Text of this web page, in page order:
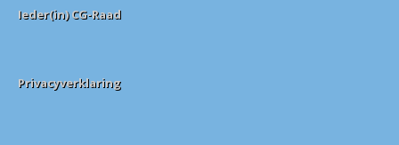
Ieder(in) CG-Raad
Privacyverklaring